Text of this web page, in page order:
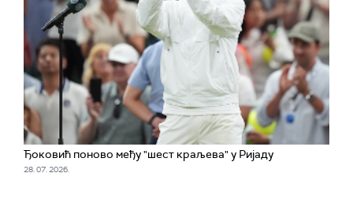
Ђоковић поново међу "шест краљева" у Ријаду
28. 07. 2026.